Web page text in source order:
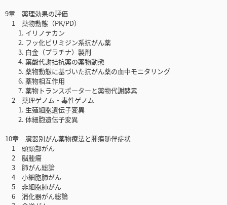
9章 薬理効果の評価
1 薬物動態（PK/PD）
1. イリノテカン
2. フッ化ピリミジン系抗がん薬
3. 白金（プラチナ）製剤
4. 葉酸代謝拮抗薬の薬物動態
5. 薬物動態に基づいた抗がん薬の血中モニタリング
6. 薬物相互作用
7. 薬物トランスポーターと薬物代謝酵素
2 薬理ゲノム・毒性ゲノム
1. 生殖細胞遺伝子変異
2. 体細胞遺伝子変異
10章 臓器別がん薬物療法と腫瘍随伴症状
1 頭頸部がん
2 脳腫瘍
3 肺がん総論
4 小細胞肺がん
5 非細胞肺がん
6 消化器がん総論